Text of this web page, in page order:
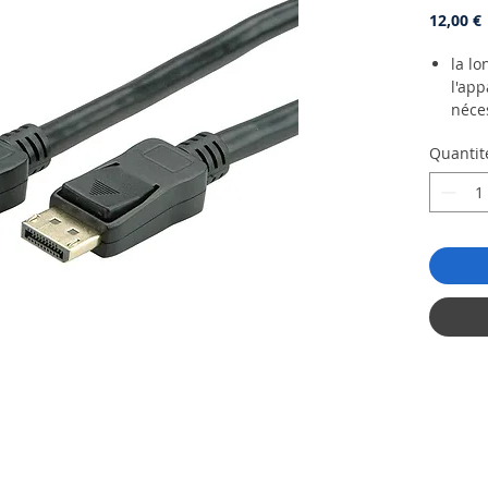
12,00 €
la
les